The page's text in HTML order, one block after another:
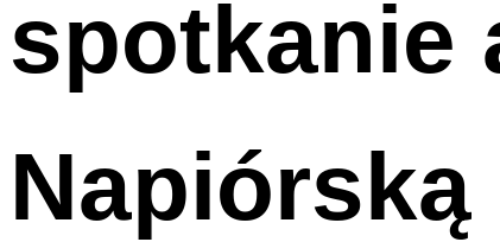
spotkanie
Napiórską